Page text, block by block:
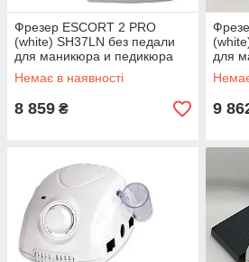
Фрезер ESCORT 2 PRO
(white) SH37LN без педали
для маникюра и педикюра
Немає в наявності
8 859 ₴
для
9